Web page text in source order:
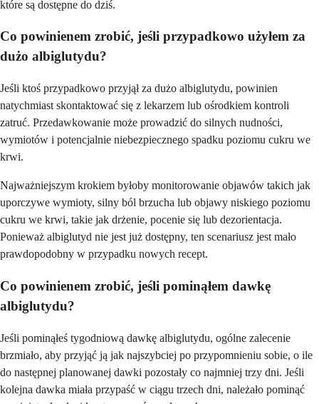
które są dostępne do dziś.
Co powinienem zrobić, jeśli przypadkowo użyłem za
dużo albiglutydu?
Jeśli ktoś przypadkowo przyjął za dużo albiglutydu, powinien
natychmiast skontaktować się z lekarzem lub ośrodkiem kontroli
zatruć. Przedawkowanie może prowadzić do silnych nudności,
wymiotów i potencjalnie niebezpiecznego spadku poziomu cukru we
krwi.
Najważniejszym krokiem byłoby monitorowanie objawów takich jak
uporczywe wymioty, silny ból brzucha lub objawy niskiego poziomu
cukru we krwi, takie jak drżenie, pocenie się lub dezorientacja.
Ponieważ albiglutyd nie jest już dostępny, ten scenariusz jest mało
prawdopodobny w przypadku nowych recept.
Co powinienem zrobić, jeśli pominąłem dawkę
albiglutydu?
Jeśli pominąłeś tygodniową dawkę albiglutydu, ogólne zalecenie
brzmiało, aby przyjąć ją jak najszybciej po przypomnieniu sobie, o ile
do następnej planowanej dawki pozostały co najmniej trzy dni. Jeśli
kolejna dawka miała przypaść w ciągu trzech dni, należało pominąć